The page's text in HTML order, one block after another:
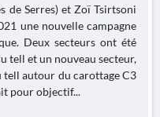
de Serres) et Zoï Tsirtsoni
une nouvelle campagne
Deux secteurs ont été
tell et un nouveau secteur,
tell autour du carottage C3
pour objectif...